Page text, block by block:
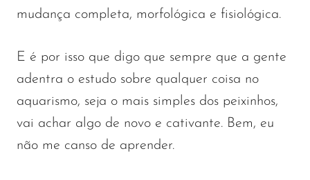
mudança completa, morfológica e fisiológica.
E é por isso que digo que sempre que a gente
adentra o estudo sobre qualquer coisa no
aquarismo, seja o mais simples dos peixinhos,
vai achar algo de novo e cativante. Bem, eu
não me canso de aprender.